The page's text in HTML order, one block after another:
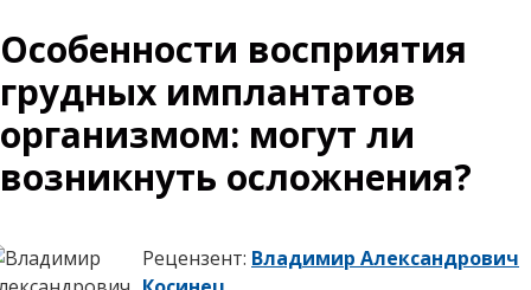
Особенности восприятия
грудных имплантатов
организмом: могут ли
возникнуть осложнения?
Рецензент: Владимир Александрович